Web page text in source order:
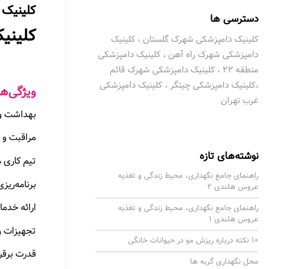
بهداشت
مراقبت
تیم
ارائه
قدرت
دسترسی ها
کلینیک دامپزشکی شهرک گلستان ، کلینیک
دامپزشکی شهرک راه آهن ، کلینیک دامپزشکی
منطقه 22 ، کلینیک دامپزشکی شهرک قائم
،کلینیک دامپزشکی چیتگر ، کلینیک دامپزشکی
غرب تهران
نوشته‌های تازه
راهنمای جامع نگهداری، محیط زندگی و تغذیه
عروس هلندی 2
راهنمای جامع نگهداری، محیط زندگی و تغذیه
عروس هلندی 1
10 نکته درباره ریزش مو در حیوانات خانگی
محل نگهداری گربه ها